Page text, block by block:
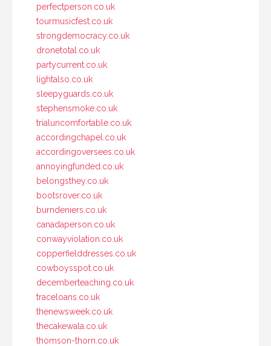
perfectperson.co.uk
tourmusicfest.co.uk
strongdemocracy.co.uk
dronetotal.co.uk
partycurrent.co.uk
lightalso.co.uk
sleepyguards.co.uk
stephensmoke.co.uk
trialuncomfortable.co.uk
accordingchapel.co.uk
accordingoversees.co.uk
annoyingfunded.co.uk
belongsthey.co.uk
bootsrover.co.uk
burndeniers.co.uk
canadaperson.co.uk
conwayviolation.co.uk
copperfielddresses.co.uk
cowboysspot.co.uk
decemberteaching.co.uk
traceloans.co.uk
thenewsweek.co.uk
thecakewala.co.uk
thomson-thorn.co.uk